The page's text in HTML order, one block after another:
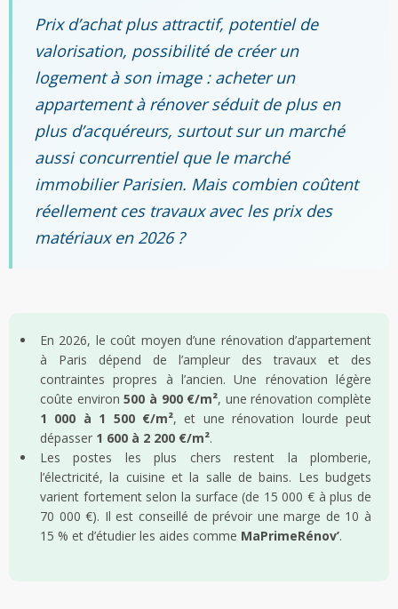
Prix d’achat plus attractif, potentiel de
valorisation, possibilité de créer un
logement à son image : acheter un
appartement à rénover séduit de plus en
plus d’acquéreurs, surtout sur un marché
aussi concurrentiel que le marché
immobilier Parisien. Mais combien coûtent
réellement ces travaux avec les prix des
matériaux en 2026 ?
En 2026, le coût moyen d’une rénovation d’appartement
à Paris dépend de l’ampleur des travaux et des
contraintes propres à l’ancien. Une rénovation légère
coûte environ500 à 900 €/m², une rénovation complète
1 000 à 1 500 €/m², et une rénovation lourde peut
dépasser 1 600 à 2 200 €/m².
Les postes les plus chers restent la plomberie,
l’électricité, la cuisine et la salle de bains. Les budgets
varient fortement selon la surface (de 15 000 € à plus de
70 000 €). Il est conseillé de prévoir une marge de 10 à
15 % et d’étudier les aides comme MaPrimeRénov’.